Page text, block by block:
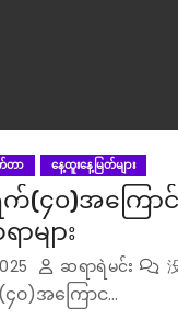
တာ နေ့ထူးနေ့မြတ်များ
က်(၄၀)အကြော
ာများ
ဆရာရဲမင်း
၀)အကြောင…